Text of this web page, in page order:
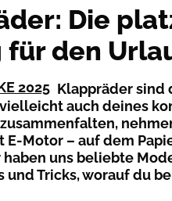
Die
für den
2025 Klappräder sind
auch deines
E-Motor – auf dem
haben uns beliebte
und Tricks, worauf du